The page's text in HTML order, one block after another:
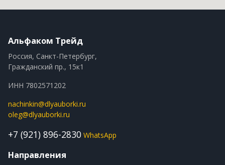
Альфаком Трейд
Россия, Санкт-Петербург,
Гражданский пр., 15к1
ИНН 7802571202
nachinkin@dlyauborki.ru
oleg@dlyauborki.ru
+7 (921) 896-2830 WhatsApp
Направления